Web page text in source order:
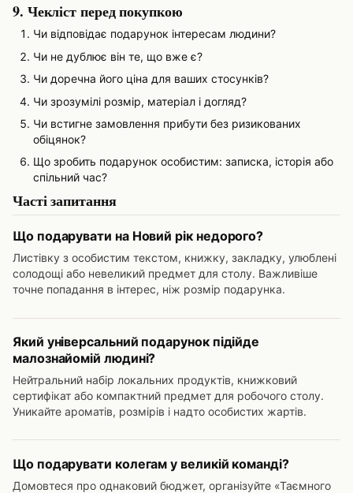
9. Чекліст перед покупкою
Чи відповідає подарунок інтересам людини?
Чи не дублює він те, що вже є?
Чи доречна його ціна для ваших стосунків?
Чи зрозумілі розмір, матеріал і догляд?
Чи встигне замовлення прибути без ризикованих
обіцянок?
Що зробить подарунок особистим: записка, історія або
спільний час?
Часті запитання
Що подарувати на Новий рік недорого?
Листівку з особистим текстом, книжку, закладку, улюблені
солодощі або невеликий предмет для столу. Важливіше
точне попадання в інтерес, ніж розмір подарунка.
Який універсальний подарунок підійде
малознайомій людині?
Нейтральний набір локальних продуктів, книжковий
сертифікат або компактний предмет для робочого столу.
Уникайте ароматів, розмірів і надто особистих жартів.
Що подарувати колегам у великій команді?
Домовтеся про однаковий бюджет, організуйте «Таємного